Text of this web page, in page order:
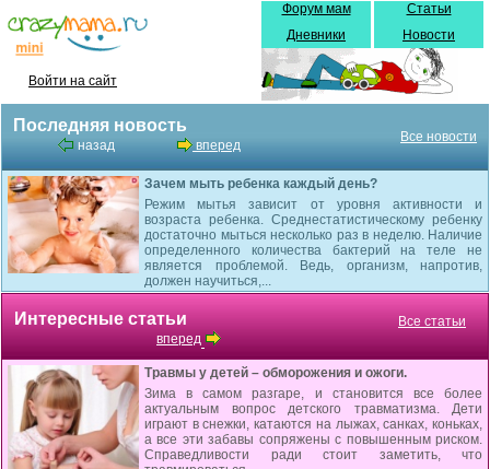
Войти на сайт
Форум мам
Дневники
Статьи
Новости
Последняя новость
назад вперед
Все новости
Зачем мыть ребенка каждый день?
Режим мытья зависит от уровня активности и
возраста ребенка. Среднестатистическому ребенку
достаточно мыться несколько раз в неделю. Наличие
определенного количества бактерий на теле не
является проблемой. Ведь, организм, напротив,
должен научиться,...
Интересные статьи
вперед
Все статьи
Травмы у детей – обморожения и ожоги.
Зима в самом разгаре, и становится все более
актуальным вопрос детского травматизма. Дети
играют в снежки, катаются на лыжах, санках, коньках,
а все эти забавы сопряжены с повышенным риском.
Справедливости ради стоит заметить, что